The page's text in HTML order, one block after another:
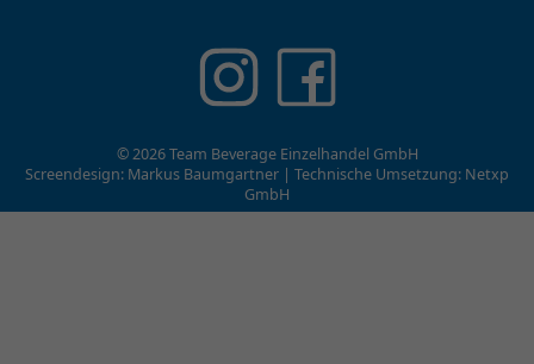
© 2026 Team Beverage Einzelhandel GmbH
Screendesign: Markus Baumgartner | Technische Umsetzung: Netxp
GmbH